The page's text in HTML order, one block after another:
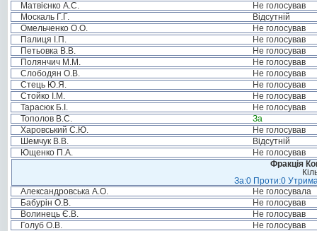
Матвієнко А.С.
Не голосував
Москаль Г.Г.
Відсутній
Омельченко О.О.
Не голосував
Палиця І.П.
Не голосував
Петьовка В.В.
Не голосував
Полянчич М.М.
Не голосував
Слободян О.В.
Не голосував
Стець Ю.Я.
Не голосував
Стойко І.М.
Не голосував
Тарасюк Б.І.
Не голосував
Тополов В.С.
За
Харовський С.Ю.
Не голосував
Шемчук В.В.
Відсутній
Ющенко П.А.
Не голосував
Фракція
За:0 Проти:0
Александровська А.О.
Не голосувала
Бабурін О.В.
Не голосував
Волинець Є.В.
Не голосував
Голуб О.В.
Не голосував